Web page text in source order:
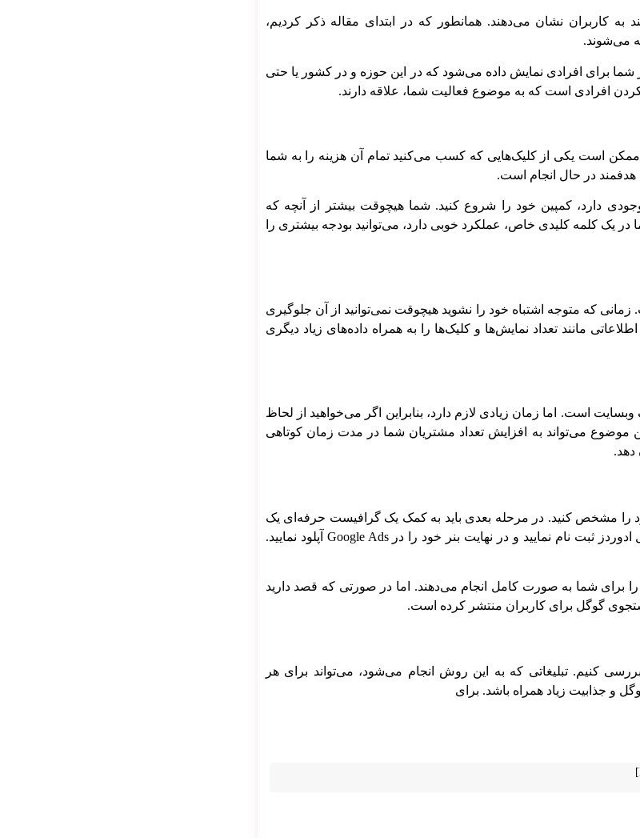
به کاربران نشان می‌دهند. همانطور که در ابتدای مقاله ذکر کردیم،
می‌شوند.
برای افرادی نمایش داده می‌شود که در این حوزه و در کشور یا حتی
افرادی است که به موضوع فعالیت شما، علاقه دارند.
است یکی از کلیک‌هایی که کسب می‌کنید تمام آن هزینه را به شما
هدفمند در حال انجام است.
دارد، کمپین خود را شروع کنید. شما هیچوقت بیشتر از آنچه که
یک کلمه کلیدی خاص، عملکرد خوبی دارد، می‌توانید بودجه بیشتری را
که متوجه اشتباه خود را نشوید هیچوقت نمی‌توانید از آن جلوگیری
مانند تعداد نمایش‌ها و کلیک‌ها را به همراه داده‌های زیاد دیگری
است. اما زمان زیادی لازم دارد، بنابراین اگر می‌خواهید از لحاظ
موضوع می‌تواند به افزایش تعداد مشتریان شما در مدت زمان کوتاهی
دهد.
را مشخص کنید. در مرحله بعدی باید به کمک یک گرافیست حرفه‌ای یک
بنر جذاب و یک متن کوتاه درباره کسب و کار خود تهیه نمایید. سپس باید در گوگل ادوردز ثبت نام نمایید و در نهایت بنر خود را در Google Ads آپلود نمایید.
را برای شما به صورت کامل انجام می‌دهند. اما در صورتی که قصد دارید
گوگل برای کاربران منتشر کرده است.
کنیم. تبلیغاتی که به این روش انجام می‌شود، می‌تواند برای هر
و جذابیت زیاد همراه باشد. برای